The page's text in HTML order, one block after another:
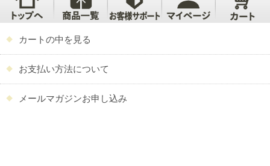
カートの中を見る
お支払い方法について
メールマガジンお申し込み